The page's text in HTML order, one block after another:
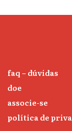
faq – dúvidas
doe
associe-se
política de